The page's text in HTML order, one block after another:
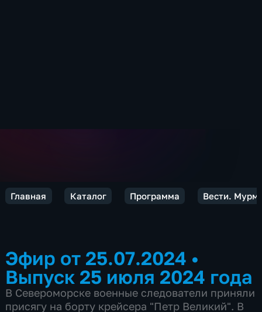
Главная Каталог Программа Вести.
Эфир от 25.07.2024 •
Выпуск 25 июля 2024 года
В Североморске военные следователи приняли
присягу на борту крейсера "Петр Великий". В